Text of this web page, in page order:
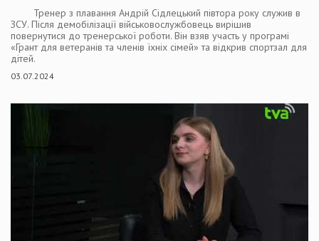
Тренер з плавання Андрій Сідлецький півтора року служив в
ЗСУ. Після демобілізації військовослужбовець вирішив
повернутися до тренерської роботи. Він взяв участь у програмі
«Грант для ветеранів та членів їхніх сімей» та відкрив спортзал для
дітей.
03.07.2024